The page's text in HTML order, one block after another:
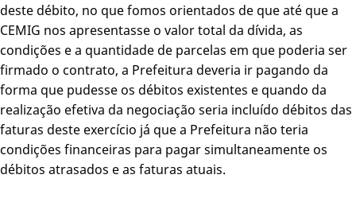
deste débito, no que fomos orientados de que até que a
CEMIG nos apresentasse o valor total da dívida, as
condições e a quantidade de parcelas em que poderia ser
firmado o contrato, a Prefeitura deveria ir pagando da
forma que pudesse os débitos existentes e quando da
realização efetiva da negociação seria incluído débitos das
faturas deste exercício já que a Prefeitura não teria
condições financeiras para pagar simultaneamente os
débitos atrasados e as faturas atuais.